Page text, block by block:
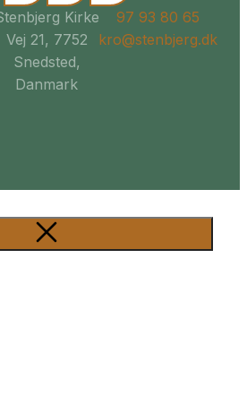
Kirke
Vej 21, 7752
Snedsted,
Danmark
97 93 80 65
kro@stenbjerg.dk